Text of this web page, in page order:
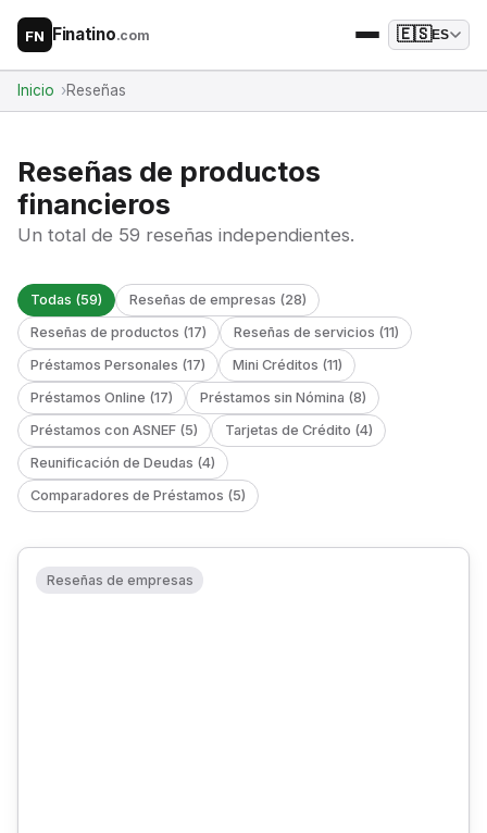
FN Finatino.com 🇪🇸ES
Inicio Reseñas
Reseñas de productos
financieros
Un total de 59 reseñas independientes.
Todas (59)
Reseñas de empresas (28)
Reseñas de productos (17)
Reseñas de servicios (11)
Préstamos Personales (17)
Mini Créditos (11)
Préstamos Online (17)
Préstamos sin Nómina (8)
Préstamos con ASNEF (5)
Tarjetas de Crédito (4)
Reunificación de Deudas (4)
Comparadores de Préstamos (5)
Reseñas de empresas